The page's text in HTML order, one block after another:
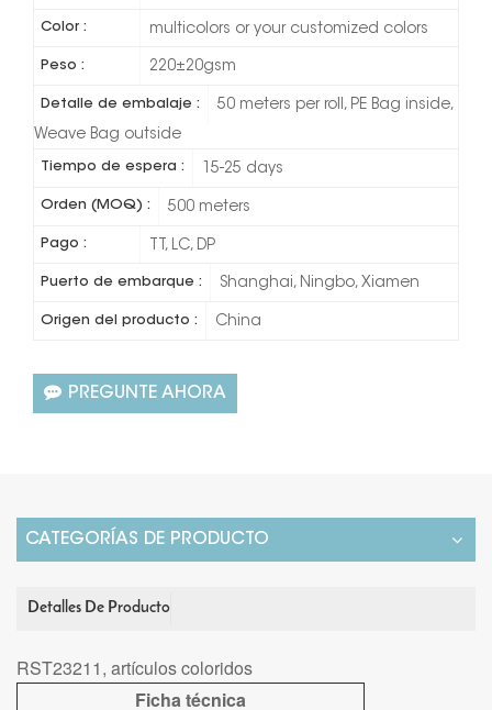
Color : multicolors or your customized colors
Peso : 220±20gsm
Detalle de embalaje :
50 meters per roll, PE Bag inside,
Weave Bag outside
Tiempo de espera : 15-25 days
Orden (MOQ) : 500 meters
Pago : TT, LC, DP
Puerto de embarque : Shanghai, Ningbo, Xiamen
Origen del producto : China
PREGUNTE AHORA
CATEGORÍAS DE PRODUCTO
Detalles De Producto
RST23211, artículos coloridos
Ficha técnica